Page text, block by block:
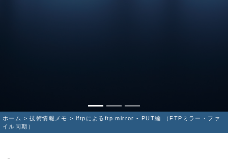
ホーム >技術情報メモ >lftpによるftp mirror - PUT編 （FTPミラー・ファ
イル同期）